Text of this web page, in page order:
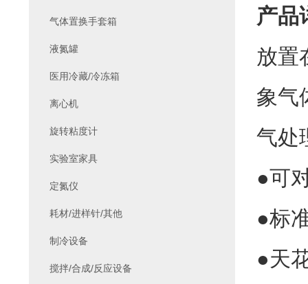
产品
放置
象气
气处
●可
●标
●天
气体置换手套箱
液氮罐
医用冷藏/冷冻箱
离心机
旋转粘度计
实验室家具
定氮仪
耗材/进样针/其他
制冷设备
搅拌/合成/反应设备